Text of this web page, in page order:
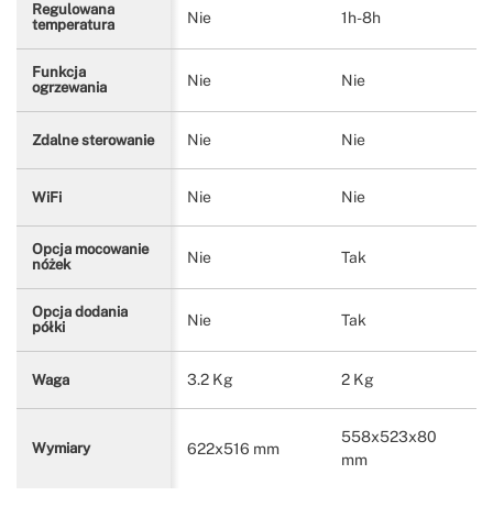
Regulowana
temperatura
Nie 1h-8h
Funkcja
ogrzewania
Nie Nie
Zdalne sterowanie Nie Nie
WiFi Nie Nie
Opcja mocowanie
nóżek
Nie Tak
Opcja dodania
półki
Nie Tak
Waga 3.2 Kg 2 Kg
Wymiary 622x516 mm
558x523x80
mm